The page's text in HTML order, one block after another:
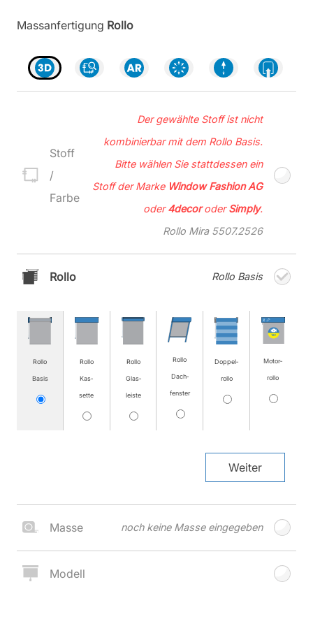
Massanfertigung Rollo
Stoff
/
Farbe
Der gewählte Stoff ist nicht
kombinierbar mit dem Rollo Basis.
Bitte wählen Sie stattdessen ein
Stoff der Marke Window Fashion AG
oder4decoroderSimply.
Rollo Mira 5507.2526
Rollo Rollo Basis
Rollo
Basis
Rollo
Kas­
sette
Rollo
Glas­
leiste
Rollo
Dach­
fenster
Doppel­
rollo
Motor­
rollo
Weiter
Masse noch keine Masse eingegeben
Modell